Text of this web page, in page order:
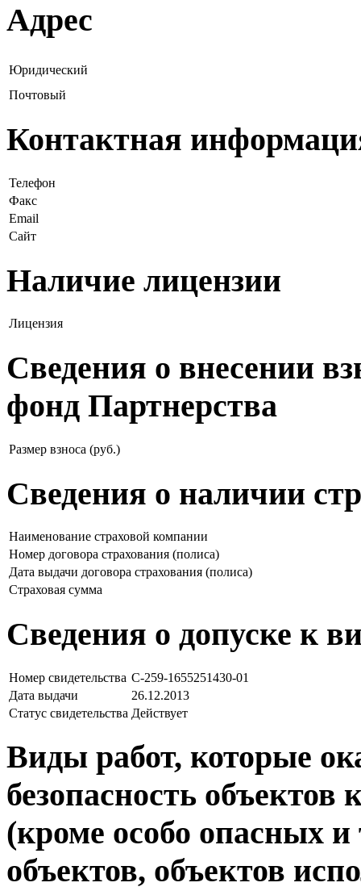
Адрес
Юридический
Почтовый
Контактная
Телефон
Факс
Email
Сайт
Наличие лицензии
Лицензия
Сведения о внесении
фонд Партнерства
Размер взноса (руб.)
Сведения о наличии
Наименование страховой компании
Номер договора страхования (полиса)
Дата выдачи договора страхования (полиса)
Страховая сумма
Сведения о допуске к
Номер свидетельства С-259-1655251430-01
Дата выдачи
26.12.2013
Статус свидетельства Действует
Виды работ, которые
безопасность объектов
(кроме особо опасных
объектов, объектов